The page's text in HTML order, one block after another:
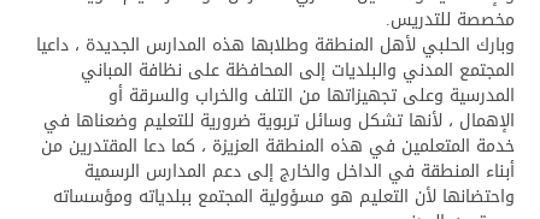
مخصصة للتدريس.
وبارك الحلبي لأهل المنطقة وطلابها هذه المدارس الجديدة ، داعيا
المجتمع المدني والبلديات إلى المحافظة على نظافة المباني
المدرسية وعلى تجهيزاتها من التلف والخراب والسرقة أو
الإهمال ، لأنها تشكل وسائل تربوية ضرورية للتعليم وضعناها في
خدمة المتعلمين في هذه المنطقة العزيزة ، كما دعا المقتدرين من
أبناء المنطقة في الداخل والخارج إلى دعم المدارس الرسمية
واحتضانها لأن التعليم هو مسؤولية المجتمع ببلدياته ومؤسساته